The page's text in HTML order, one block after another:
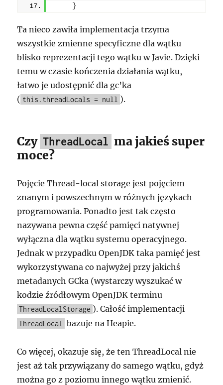
}
Ta nieco zawiła implementacja trzyma
wszystkie zmienne specyficzne dla wątku
blisko reprezentacji tego wątku w Javie. Dzięki
temu w czasie kończenia działania wątku,
łatwo je udostępnić dla gc’ka
( this.threadLocals = null ).
Czy ThreadLocal ma jakieś super
moce?
Pojęcie Thread-local storage jest pojęciem
znanym i powszechnym w różnych językach
programowania. Ponadto jest tak często
nazywana pewna część pamięci natywnej
wyłączna dla wątku systemu operacyjnego.
Jednak w przypadku OpenJDK taka pamięć jest
wykorzystywana co najwyżej przy jakichś
metadanych GCka (wystarczy wyszukać w
kodzie źródłowym OpenJDK terminu
ThreadLocalStorage ). Całość implementacji
ThreadLocal bazuje na Heapie.
Co więcej, okazuje się, że ten ThreadLocal nie
jest aż tak przywiązany do samego wątku, gdyż
można go z poziomu innego wątku zmienić.